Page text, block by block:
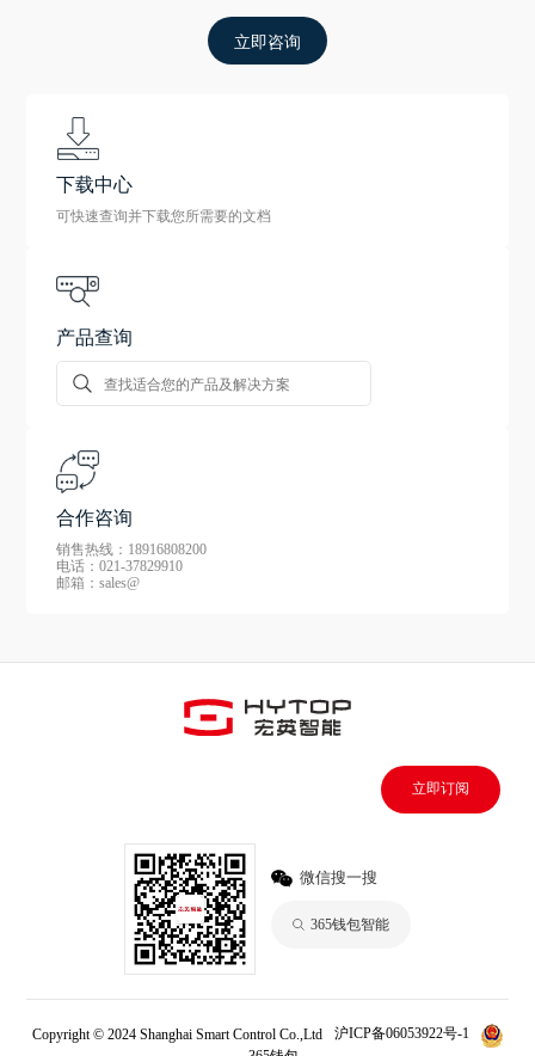
立即咨询
下载中心
可快速查询并下载您所需要的文档
产品查询
合作咨询
销售热线：18916808200
电话：021-37829910
邮箱：sales@
立即订阅
微信搜一搜
365钱包智能
Copyright © 2024 Shanghai Smart Control Co.,Ltd
沪ICP备06053922号-1